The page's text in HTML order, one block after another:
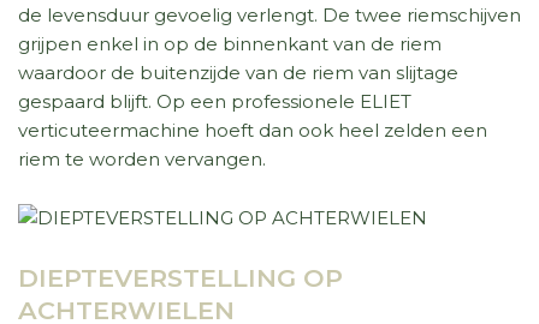
de levensduur gevoelig verlengt. De twee riemschijven
grijpen enkel in op de binnenkant van de riem
waardoor de buitenzijde van de riem van slijtage
gespaard blijft. Op een professionele ELIET
verticuteermachine hoeft dan ook heel zelden een
riem te worden vervangen.
DIEPTEVERSTELLING OP
ACHTERWIELEN